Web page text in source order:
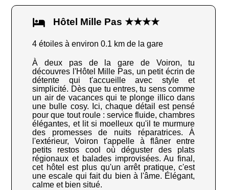
Hôtel Mille Pas ★★★★
4 étoiles à environ 0.1 km de la gare
À deux pas de la gare de Voiron, tu
découvres l'Hôtel Mille Pas, un petit écrin de
détente qui t'accueille avec style et
simplicité. Dès que tu entres, tu sens comme
un air de vacances qui te plonge illico dans
une bulle cosy. Ici, chaque détail est pensé
pour que tout roule : service fluide, chambres
élégantes, et lit si moelleux qu'il te murmure
des promesses de nuits réparatrices. À
l'extérieur, Voiron t'appelle à flâner entre
petits restos cool où déguster des plats
régionaux et balades improvisées. Au final,
cet hôtel est plus qu'un arrêt pratique, c'est
une escale qui fait du bien à l'âme. Élégant,
calme et bien situé.